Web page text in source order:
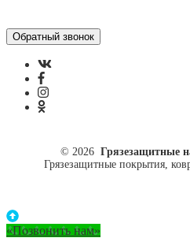
© 2026 Грязезащитные
Грязезащитные покрытия,
«Позвонить нам»